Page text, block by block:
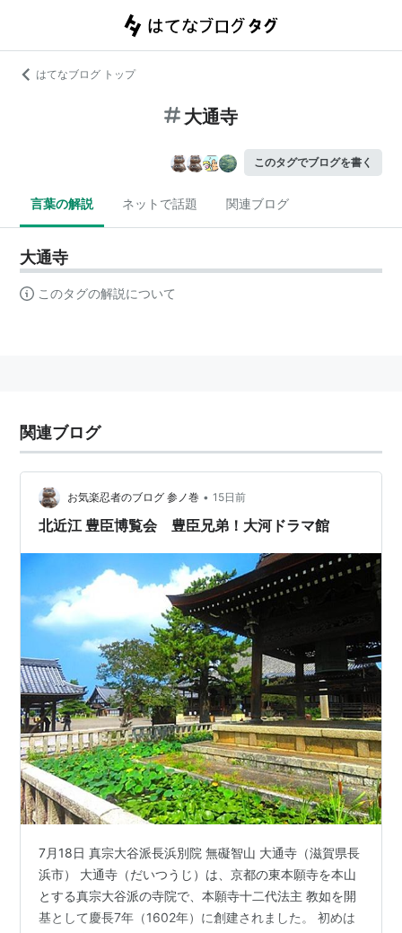
はてなブログ トップ
大通寺
このタグでブログを書く
言葉の解説 ネットで話題 関連ブログ
大通寺
このタグの解説について
関連ブログ
お気楽忍者のブログ 参ノ巻 • 15日前
北近江 豊臣博覧会 豊臣兄弟！大河ドラマ館
7月18日 真宗大谷派長浜別院 無礙智山 大通寺（滋賀県長
浜市） 大通寺（だいつうじ）は、京都の東本願寺を本山
とする真宗大谷派の寺院で、本願寺十二代法主 教如を開
基として慶長7年（1602年）に創建されました。 初めは